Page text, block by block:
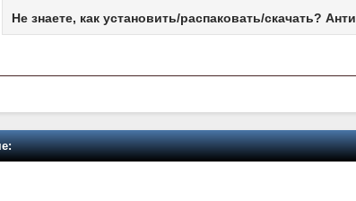
Не знаете, как установить/распаковать/скачать?